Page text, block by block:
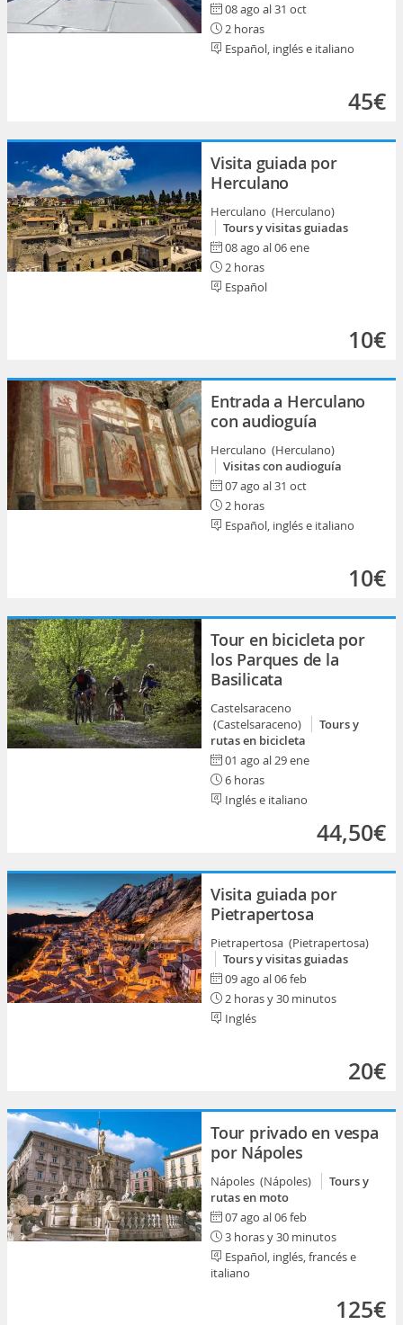
08 ago al 31 oct
2 horas
Español, inglés e italiano
45€
Visita guiada por
Herculano
Herculano (Herculano)
Tours y visitas guiadas
08 ago al 06 ene
2 horas
Español
10€
Entrada a Herculano
con audioguía
Herculano (Herculano)
Visitas con audioguía
07 ago al 31 oct
2 horas
Español, inglés e italiano
10€
Tour en bicicleta por
los Parques de la
Basilicata
Castelsaraceno
(Castelsaraceno)
Tours y
rutas en bicicleta
01 ago al 29 ene
6 horas
Inglés e italiano
44,50€
Visita guiada por
Pietrapertosa
Pietrapertosa (Pietrapertosa)
Tours y visitas guiadas
09 ago al 06 feb
2 horas y 30 minutos
Inglés
20€
Tour privado en vespa
por Nápoles
Nápoles (Nápoles)
Tours y
rutas en moto
07 ago al 06 feb
3 horas y 30 minutos
Español, inglés, francés e
italiano
125€